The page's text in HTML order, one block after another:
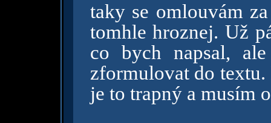
taky se omlouvám
tomhle hroznej. Už
co bych napsal,
zformulovat do textu.
je to trapný a musím